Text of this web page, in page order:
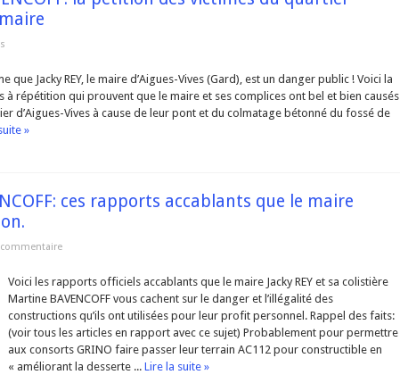
que Jacky REY, le maire d’Aigues-Vives (Gard), est un danger public ! Voici la
répétition qui prouvent que le maire et ses complices ont bel et bien causés
d’Aigues-Vives à cause de leur pont et du colmatage bétonné du fossé de
»
ces rapports accablants que le maire
Voici les rapports officiels accablants que le maire Jacky REY et sa colistière
Martine BAVENCOFF vous cachent sur le danger et l’illégalité des
constructions qu’ils ont utilisées pour leur profit personnel. Rappel des faits:
(voir tous les articles en rapport avec ce sujet) Probablement pour permettre
aux consorts GRINO faire passer leur terrain AC112 pour constructible en
« améliorant la desserte ... Lire la suite »